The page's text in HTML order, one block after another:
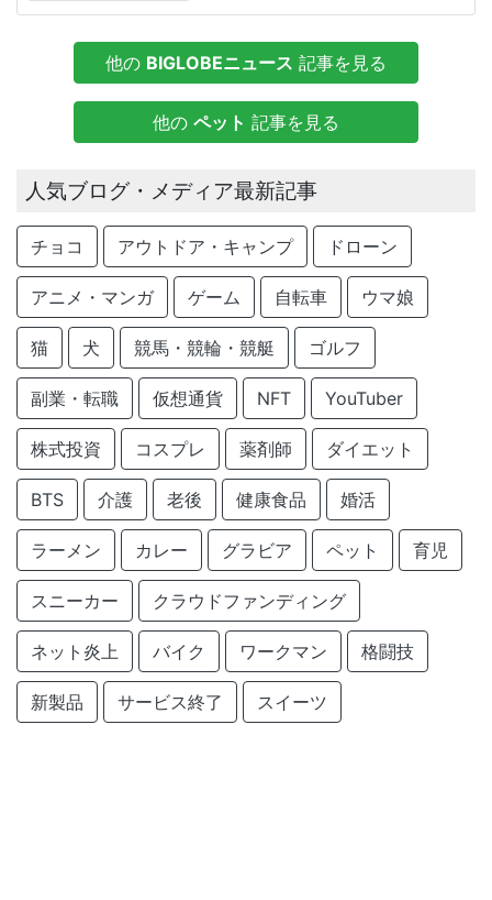
他の BIGLOBEニュース 記事を見る
他の ペット 記事を見る
人気ブログ・メディア最新記事
チョコ アウトドア・キャンプ ドローン
アニメ・マンガ ゲーム 自転車 ウマ娘
猫 犬 競馬・競輪・競艇 ゴルフ
副業・転職 仮想通貨 NFT YouTuber
株式投資 コスプレ 薬剤師 ダイエット
BTS 介護 老後 健康食品 婚活
ラーメン カレー グラビア ペット 育児
スニーカー クラウドファンディング
ネット炎上 バイク ワークマン 格闘技
新製品 サービス終了 スイーツ